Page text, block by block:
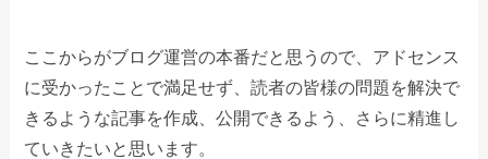
ここからがブログ運営の本番だと思うので、アドセンス
に受かったことで満足せず、読者の皆様の問題を解決で
きるような記事を作成、公開できるよう、さらに精進し
ていきたいと思います。